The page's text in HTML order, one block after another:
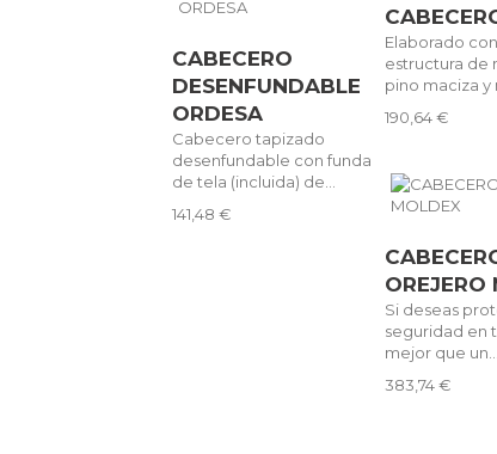
CABECERO
DESENFUNDABLE
ORDESA
Cabecero tapizado
desenfundable con funda
de tela (incluida) de...
141,48 €
Elaborado
estructura de
pino maciza y
190,64 €
OREJERO
Si deseas
seguridad en
mejor que un...
383,74 €